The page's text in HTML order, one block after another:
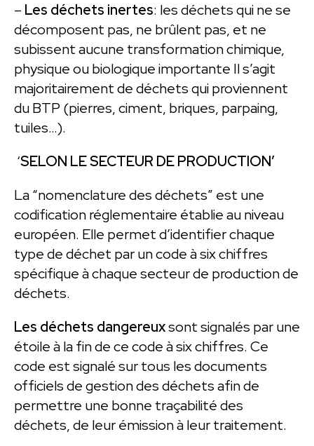
– Les déchets inertes: les déchets qui ne se
décomposent pas, ne brûlent pas, et ne
subissent aucune transformation chimique,
physique ou biologique importante Il s’agit
majoritairement de déchets qui proviennent
du BTP (pierres, ciment, briques, parpaing,
tuiles…).
‘SELON LE SECTEUR DE PRODUCTION’
La “nomenclature des déchets” est une
codification réglementaire établie au niveau
européen. Elle permet d’identifier chaque
type de déchet par un code à six chiffres
spécifique à chaque secteur de production de
déchets.
Les déchets dangereuxsont signalés par une
étoile à la fin de ce code à six chiffres. Ce
code est signalé sur tous les documents
officiels de gestion des déchets afin de
permettre une bonne traçabilité des
déchets, de leur émission à leur traitement.